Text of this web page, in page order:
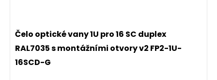
Čelo optické vany 1U pro 16 SC duplex
RAL7035 s montážními otvory v2 FP2-1U-
16SCD-G